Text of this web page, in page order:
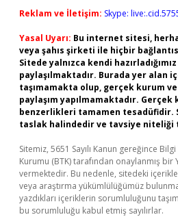
Reklam ve İletişim: Skype:
Yasal Uyarı: Bu internet sitesi,
veya şahıs şirketi ile hiçbir
Sitede yalnızca kendi
paylaşılmaktadır. Burada yer alan
taşımamakta olup, gerçek kurum
paylaşım yapılmamaktadır.
benzerlikleri tamamen tesadüfidir.
taslak halindedir ve tavsiye niteliği
Sitemiz, 5651 Sayılı Kanun gereğince
Kurumu (BTK) tarafından onaylanmış bir
vermektedir. Bu nedenle, sitedeki
veya araştırma yükümlülüğümüz
yazdıkları içeriklerin sorumluluğunu
bu sorumluluğu kabul etmiş sayılırlar.